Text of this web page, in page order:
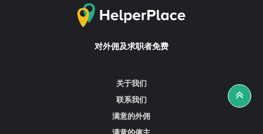
对外佣及求职者免费
关于我们
联系我们
满意的外佣